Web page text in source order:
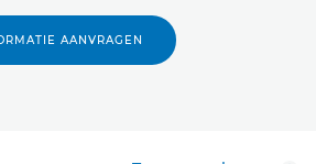
AANVRAGEN